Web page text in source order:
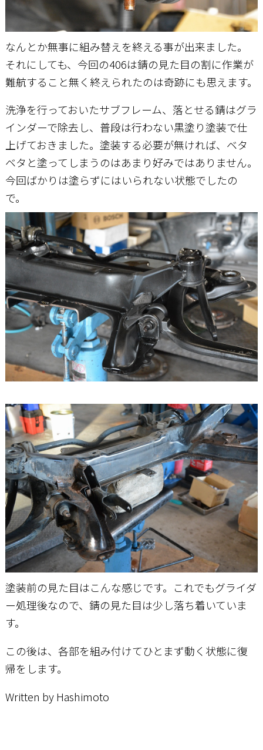
なんとか無事に組み替えを終える事が出来ました。
それにしても、今回の406は錆の見た目の割に作業が
難航すること無く終えられたのは奇跡にも思えます。
洗浄を行っておいたサブフレーム、落とせる錆はグラ
インダーで除去し、普段は行わない黒塗り塗装で仕
上げておきました。塗装する必要が無ければ、ベタ
ベタと塗ってしまうのはあまり好みではありません。
今回ばかりは塗らずにはいられない状態でしたの
で。
塗装前の見た目はこんな感じです。これでもグライダ
ー処理後なので、錆の見た目は少し落ち着いていま
す。
この後は、各部を組み付けてひとまず動く状態に復
帰をします。
Written by Hashimoto